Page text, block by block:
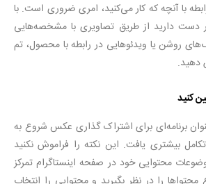
با آنچه که کار می‌کنید، امری ضروری است. با
دست دارید از طریق تصاویری با مشخصه‌هایی
روشن یا ویدئوهایی در رابطه با محصول، تم
دهید.
کنید
برنامه‌ای برای اشتراک گذاری عکس شروع به
بیشتری یافت. این نکته را فراموش نکنید
محتوایی خود در صفحه اینستاگرام تمرکز